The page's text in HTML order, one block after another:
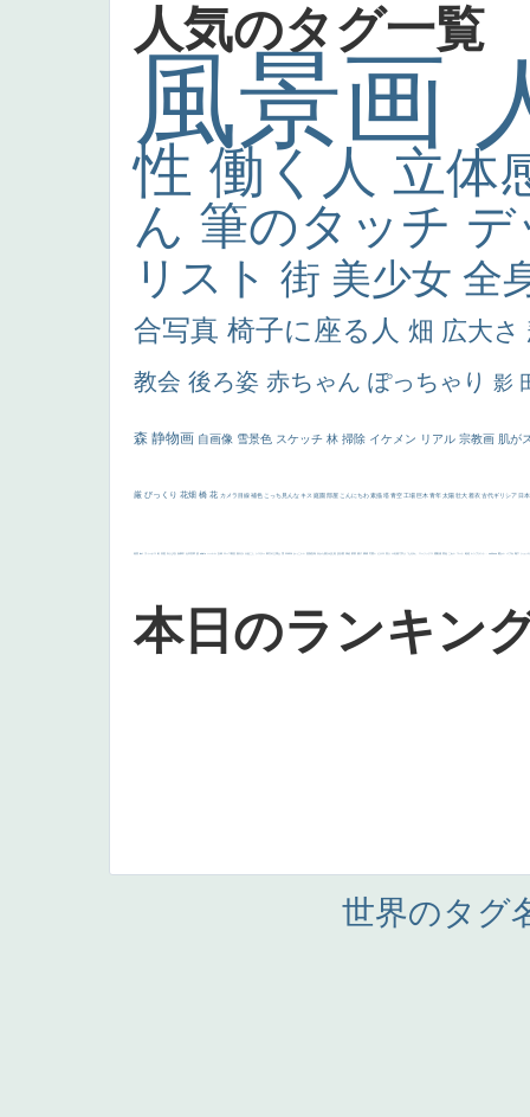
人気のタグ一覧
風景画
性 働く人 立体
ん 筆のタッチ
リスト 街 美少女 全
合写真 椅子に座る人 畑 広大さ
教会 後ろ姿 赤ちゃん ぽっちゃり 影
森 静物画 自画像 雪景色 スケッチ 林 掃除 イケメン リアル 宗教画 肌が
厳 びっくり 花畑 橋 花 カメラ目線 補色 こっち見んな キス 庭園 部屋 こんにちわ 素描 塔 青空 工場 巨木 青年 太陽 壮大 着衣 古代ギリシア 日
画質 last ヴィーナス 剣 白人少女 食事中 山本芳翠 麦 alciato ハーレム 女神 ローマ教皇 奥行き 火起こし シスター 東方の三博士 114514 かっこいい 受胎告知 天から覗き込む顔 設計図 挿絵 群衆 親子 裸婦 可愛い ピサロ ＃名画で学ぶ「たるみ」 ニーソックス 躍動感 黄色 こわい コート 畦道 レンブラント・ sekkusu 暖かい バブみ 靴下 ショッ
本日のランキン
世界のタグ